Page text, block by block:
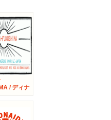
/ ディナ
マ